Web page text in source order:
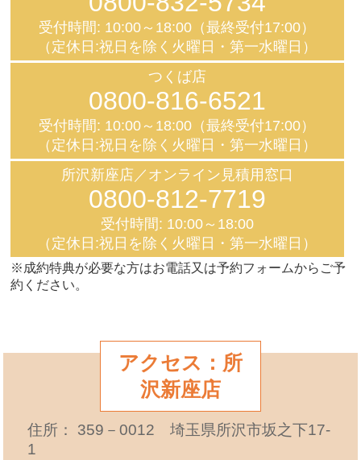
受付時間: 10:00～18:00（最終受付17:00）
（定休日:祝日を除く火曜日・第一水曜日）
つくば店
0800-816-6521
受付時間: 10:00～18:00（最終受付17:00）
（定休日:祝日を除く火曜日・第一水曜日）
所沢新座店／オンライン見積用窓口
0800-812-7719
受付時間: 10:00～18:00
（定休日:祝日を除く火曜日・第一水曜日）
※成約特典が必要な方はお電話又は予約フォームからご予
約ください。
アクセス：所
沢新座店
住所： 359－0012 埼玉県所沢市坂之下17-
1